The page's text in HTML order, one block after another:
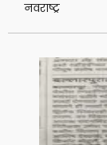
नवराष्ट्र